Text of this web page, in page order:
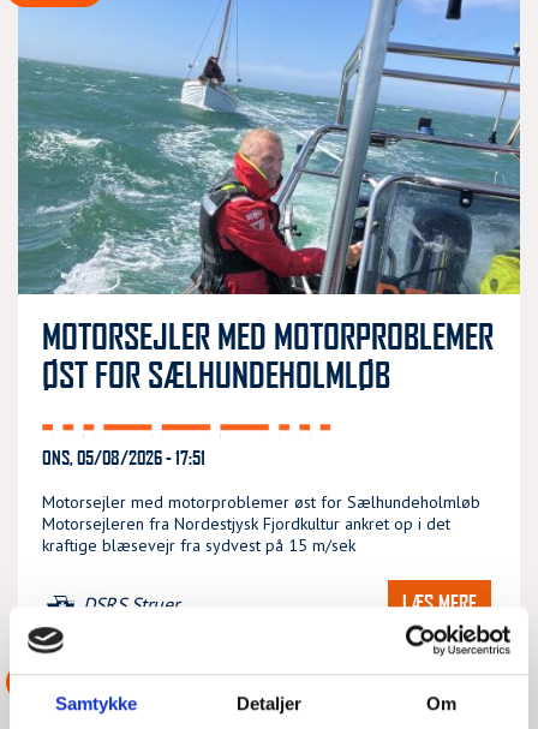
Samtykke Detaljer Om
MOTORSEJLER MED MOTORPROBLEMER
ØST FOR SÆLHUNDEHOLMLØB
ONS, 05/08/2026 - 17:51
Motorsejler med motorproblemer øst for Sælhundeholmløb
Motorsejleren fra Nordestjysk Fjordkultur ankret op i det
kraftige blæsevejr fra sydvest på 15 m/sek
DSRS Struer LÆS MERE
ASSISTANCE